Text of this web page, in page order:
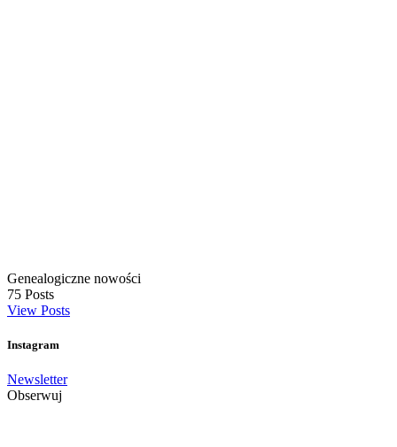
Genealogiczne nowości
75 Posts
View Posts
Instagram
Newsletter
Obserwuj